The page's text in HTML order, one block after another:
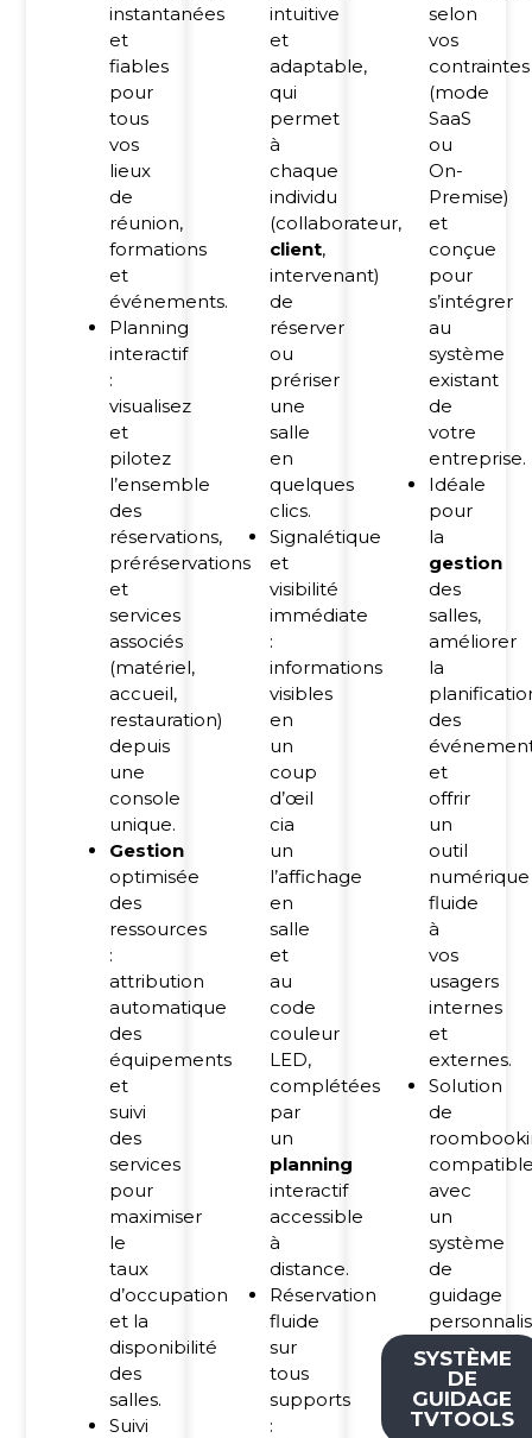
instantanées
et
fiables
pour
tous
vos
lieux
de
réunion,
formations
et
événements.
Planning
interactif
:
visualisez
et
pilotez
l’ensemble
des
réservations,
préréservations
et
services
associés
(matériel,
accueil,
restauration)
depuis
une
console
unique.
Gestion
optimisée
des
ressources
:
attribution
automatique
des
équipements
et
suivi
des
services
pour
maximiser
le
taux
d’occupation
et la
disponibilité
des
salles.
Suivi
intuitive
et
adaptable,
qui
permet
à
chaque
individu
(collaborateur,
client,
intervenant)
de
réserver
ou
prériser
une
salle
en
quelques
clics.
Signalétique
et
visibilité
immédiate
:
informations
visibles
en
un
coup
d’œil
cia
un
l’affichage
en
salle
et
au
code
couleur
LED,
complétées
par
un
planning
interactif
accessible
à
distance.
Réservation
fluide
sur
tous
supports
:
selon
vos
contraintes
(mode
SaaS
ou
On-
Premise)
et
conçue
pour
s’intégrer
au
système
existant
de
votre
entreprise.
Idéale
pour
la
gestion
des
salles,
améliorer
la
des
et
offrir
un
outil
numérique
fluide
à
vos
usagers
internes
et
externes.
Solution
de
avec
un
système
de
guidage
SYSTÈME
DE
GUIDAGE
TVTOOLS